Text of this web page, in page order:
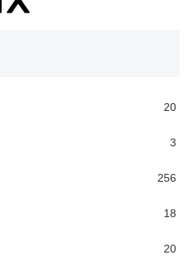
20
3
256
18
20